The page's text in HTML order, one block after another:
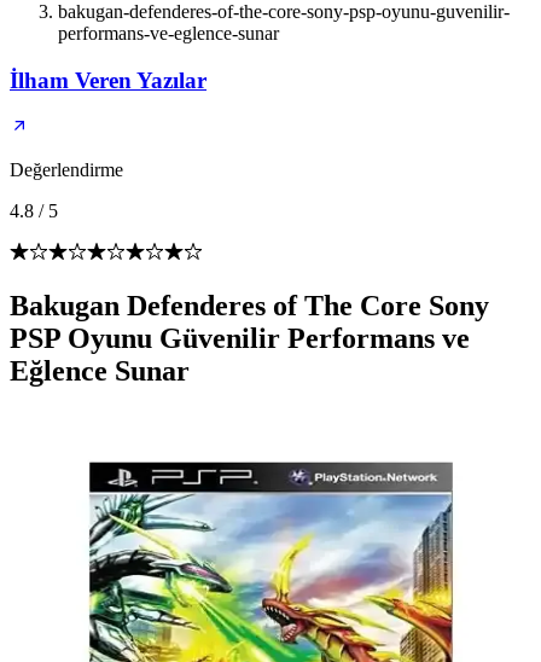
bakugan-defenderes-of-the-core-sony-psp-oyunu-guvenilir-
performans-ve-eglence-sunar
İlham Veren Yazılar
Değerlendirme
4.8 / 5
Bakugan Defenderes of The Core Sony
PSP Oyunu Güvenilir Performans ve
Eğlence Sunar